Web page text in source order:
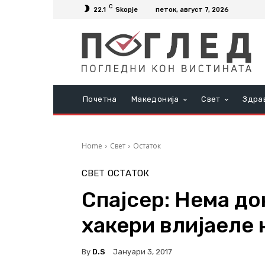
22.1 C Skopje петок, август 7, 2026
Почетна Македонија Свет
Home Свет Остаток
СВЕТ ОСТАТОК
Спајсер: Нема
хакери
By D.S Јануари 3, 2017